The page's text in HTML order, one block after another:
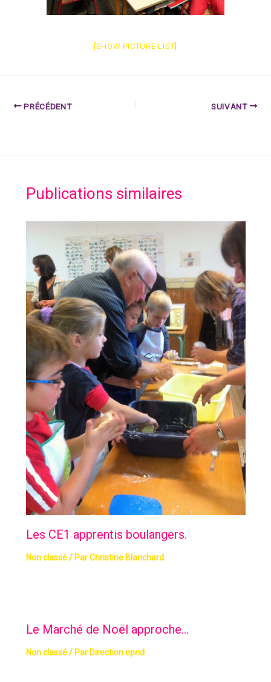
[SHOW PICTURE LIST]
PRÉCÉDENT SUIVANT
Publications similaires
Les CE1 apprentis boulangers.
Non classé/ ParChristine Blanchard
Le Marché de Noël approche…
Non classé/ Par Direction epnd